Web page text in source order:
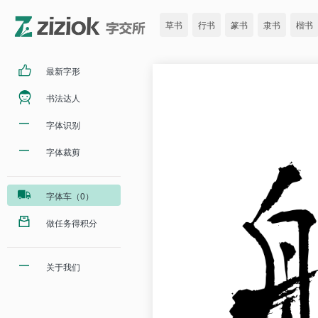
草书 行书 篆书 隶书 楷书
最新字形
书法达人
字体识别
字体裁剪
字体车（0）
做任务得积分
关于我们